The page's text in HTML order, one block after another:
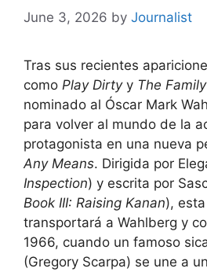
June 3, 2026 by Journalist
Tras sus recientes
como Play Dirtyy The
nominado al Óscar Mark
para volver al mundo de la
protagonista en una nueva
Any Means. Dirigida por
Inspection) y escrita por
Book III: Raising Kanan),
transportará a Wahlberg y
1966, cuando un famoso
(Gregory Scarpa) se une a